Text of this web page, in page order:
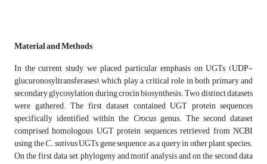
Material and Methods
In the current study, we placed particular emphasis on UGTs (UDP-
glucuronosyltransferases), which play a critical role in both primary and
secondary glycosylation during crocin biosynthesis. Two distinct datasets
were gathered. The first dataset contained UGT protein sequences
specifically identified within the Crocusgenus. The second dataset
comprised homologous UGT protein sequences retrieved from NCBI
using theC. sativusUGTs gene sequence as a query in other plant species.
On the first data set, phylogeny and motif analysis and on the second data